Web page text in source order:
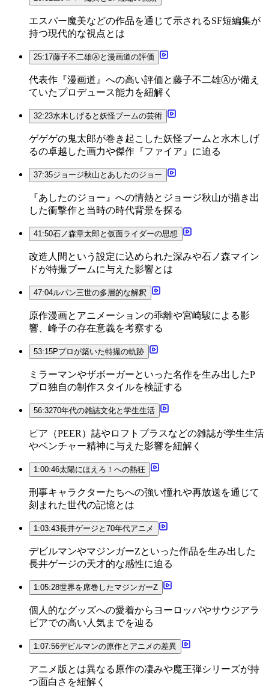
エスパー魔美などの作品を通じて示されるSF短編集が
持つ現代的な視点とは
25:17藤子不二雄Ⓐと漫画道の評価
代表作『漫画道』への高い評価と藤子不二雄Ⓐが備え
ていたプロデュース能力を紐解く
32:23水木しげると妖怪ブームの芸術
ゲゲゲの鬼太郎が巻き起こした妖怪ブームと水木しげ
るの卓越した画力や傑作『ファイア』に迫る
37:35ジョージ秋山とあしたのジョー
『あしたのジョー』への情熱とジョージ秋山が描き出
した衝撃作と当時の時代背景を探る
41:50石ノ森章太郎と仮面ライダーの思想
改造人間という設定に込められた深みや石ノ森マイン
ドが特撮ブームに与えた影響とは
47:04ルパン三世の多層的な解釈
原作漫画とアニメーションの乖離や宮崎駿による影
響、峰子の存在意義を考察する
53:15Pプロが築いた特撮の軌跡
ミラーマンやザボーガーといった名作を生み出したP
プロ独自の制作スタイルを検証する
56:3270年代の雑誌文化と学生生活
ピア（PEER）誌やロフトプラスなどの雑誌が学生生活
やベンチャー精神に与えた影響を紐解く
1:00:46太陽にほえろ！への熱狂
刑事キャラクターたちへの強い憧れや再放送を通じて
刻まれた世代の記憶とは
1:03:43長井ゲージと70年代アニメ
デビルマンやマジンガーZといった作品を生み出した
長井ゲージの天才的な感性に迫る
1:05:28世界を席巻したマジンガーZ
個人的なグッズへの愛着からヨーロッパやサウジアラ
ビアでの高い人気までを辿る
1:07:56デビルマンの原作とアニメの差異
アニメ版とは異なる原作の凄みや魔王弾シリーズが持
つ面白さを紐解く